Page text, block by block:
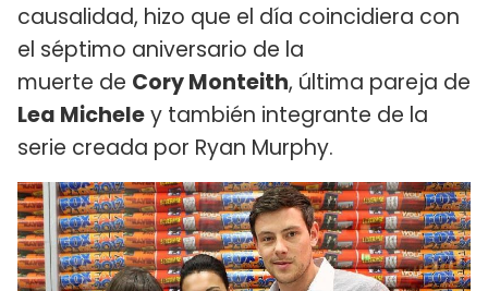
causalidad, hizo que el día coincidiera con
el séptimo aniversario de la
muerte de Cory Monteith, última pareja de
Lea Micheley también integrante de la
serie creada por Ryan Murphy.